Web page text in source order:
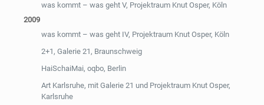
was kommt – was geht V, Projektraum Knut Osper, Köln
2009
was kommt – was geht IV, Projektraum Knut Osper, Köln
2+1, Galerie 21, Braunschweig
HaiSchaiMai, oqbo, Berlin
Art Karlsruhe, mit Galerie 21 und Projektraum Knut Osper,
Karlsruhe